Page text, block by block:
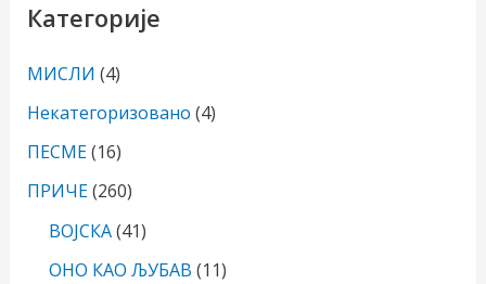
Категорије
МИСЛИ (4)
Некатегоризовано (4)
ПЕСМЕ(16)
ПРИЧЕ(260)
ВОЈСКА(41)
ОНО КАО ЉУБАВ (11)